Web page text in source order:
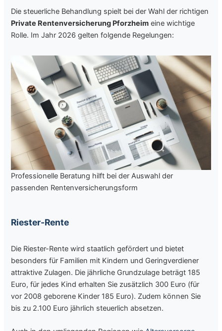
Die steuerliche Behandlung spielt bei der Wahl der richtigen
Private Rentenversicherung Pforzheim eine wichtige
Rolle. Im Jahr 2026 gelten folgende Regelungen:
Professionelle Beratung hilft bei der Auswahl der
passenden Rentenversicherungsform
Riester-Rente
Die Riester-Rente wird staatlich gefördert und bietet
besonders für Familien mit Kindern und Geringverdiener
attraktive Zulagen. Die jährliche Grundzulage beträgt 185
Euro, für jedes Kind erhalten Sie zusätzlich 300 Euro (für
vor 2008 geborene Kinder 185 Euro). Zudem können Sie
bis zu 2.100 Euro jährlich steuerlich absetzen.